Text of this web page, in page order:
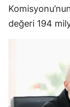
değeri 194